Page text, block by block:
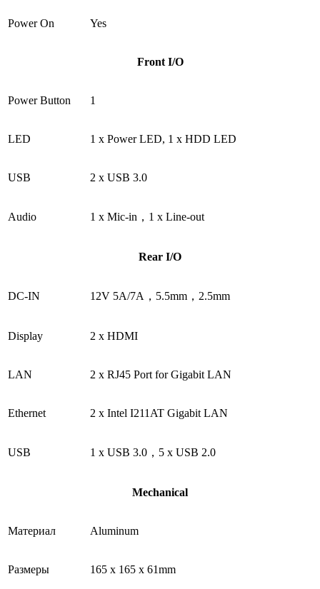
Power On Yes
Front I/O
Power Button 1
LED 1 x Power LED, 1 x HDD LED
USB 2 x USB 3.0
Audio 1 x Mic-in，1 x Line-out
Rear I/O
DC-IN 12V 5A/7A，5.5mm，2.5mm
Display 2 x HDMI
LAN 2 x RJ45 Port for Gigabit LAN
Ethernet 2 x Intel I211AT Gigabit LAN
USB 1 x USB 3.0，5 x USB 2.0
Mechanical
Материал Aluminum
Размеры 165 x 165 x 61mm